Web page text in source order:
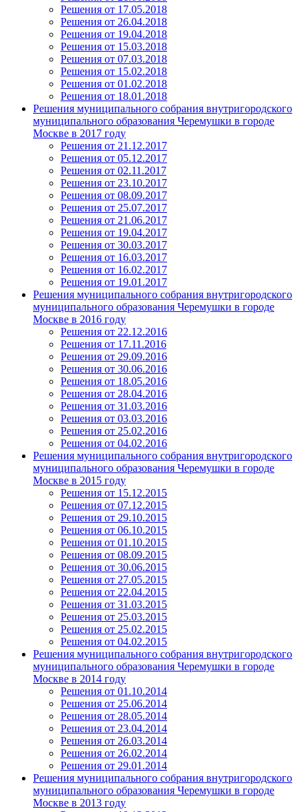
Решения от 17.05.2018
Решения от 26.04.2018
Решения от 19.04.2018
Решения от 15.03.2018
Решения от 07.03.2018
Решения от 15.02.2018
Решения от 01.02.2018
Решения от 18.01.2018
Решения муниципального собрания внутригородского
муниципального образования Черемушки в городе
Москве в 2017 году
Решения от 21.12.2017
Решения от 05.12.2017
Решения от 02.11.2017
Решения от 23.10.2017
Решения от 08.09.2017
Решения от 25.07.2017
Решения от 21.06.2017
Решения от 19.04.2017
Решения от 30.03.2017
Решения от 16.03.2017
Решения от 16.02.2017
Решения от 19.01.2017
Решения муниципального собрания внутригородского
муниципального образования Черемушки в городе
Москве в 2016 году
Решения от 22.12.2016
Решения от 17.11.2016
Решения от 29.09.2016
Решения от 30.06.2016
Решения от 18.05.2016
Решения от 28.04.2016
Решения от 31.03.2016
Решения от 03.03.2016
Решения от 25.02.2016
Решения от 04.02.2016
Решения муниципального собрания внутригородского
муниципального образования Черемушки в городе
Москве в 2015 году
Решения от 15.12.2015
Решения от 07.12.2015
Решения от 29.10.2015
Решения от 06.10.2015
Решения от 01.10.2015
Решения от 08.09.2015
Решения от 30.06.2015
Решения от 27.05.2015
Решения от 22.04.2015
Решения от 31.03.2015
Решения от 25.03.2015
Решения от 25.02.2015
Решения от 04.02.2015
Решения муниципального собрания внутригородского
муниципального образования Черемушки в городе
Москве в 2014 году
Решения от 01.10.2014
Решения от 25.06.2014
Решения от 28.05.2014
Решения от 23.04.2014
Решения от 26.03.2014
Решения от 26.02.2014
Решения от 29.01.2014
Решения муниципального собрания внутригородского
муниципального образования Черемушки в городе
Москве в 2013 году